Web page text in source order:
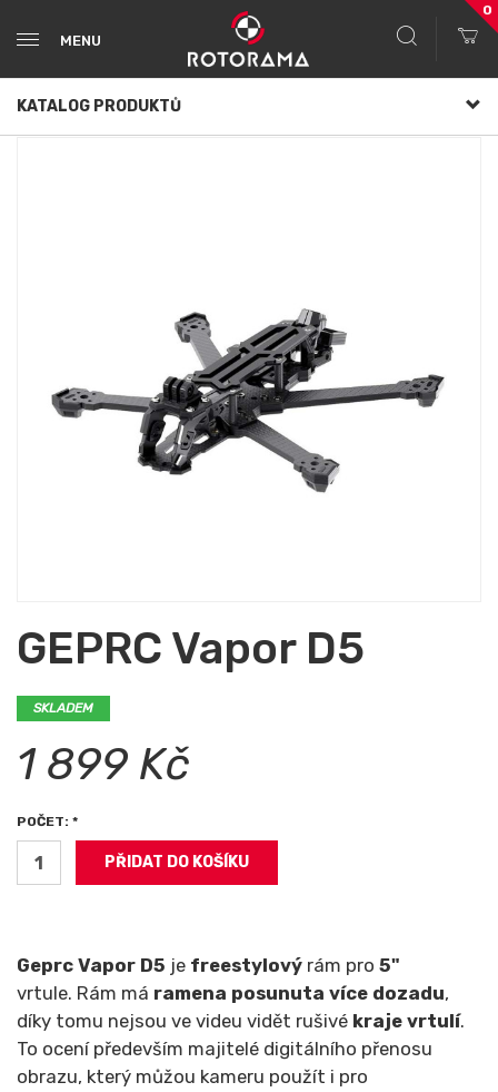
MENU
0
KATALOG PRODUKTŮ
GEPRC Vapor D5
SKLADEM
1 899 Kč
POČET: *
Geprc Vapor D5 je freestylový rám pro 5"
vrtule. Rám má ramena posunuta více dozadu,
díky tomu nejsou ve videu vidět rušivé kraje vrtulí.
To ocení především majitelé digitálního přenosu
obrazu, který můžou kameru použít i pro